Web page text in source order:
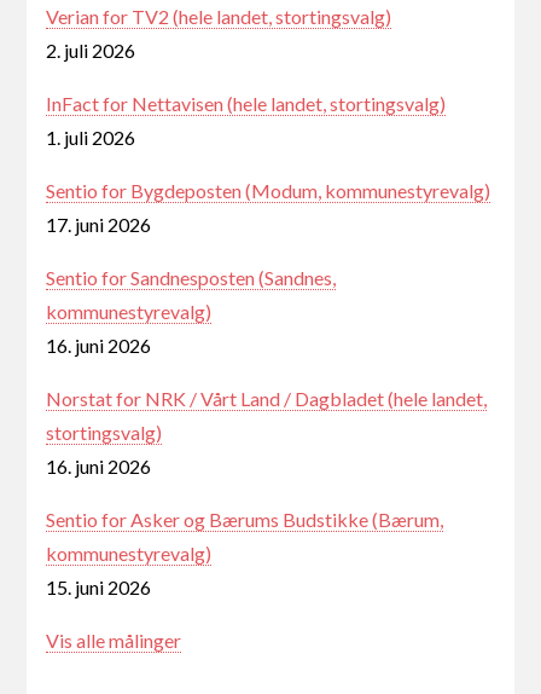
Verian for TV2 (hele landet, stortingsvalg)
2. juli 2026
InFact for Nettavisen (hele landet, stortingsvalg)
1. juli 2026
Sentio for Bygdeposten (Modum, kommunestyrevalg)
17. juni 2026
Sentio for Sandnesposten (Sandnes,
kommunestyrevalg)
16. juni 2026
Norstat for NRK / Vårt Land / Dagbladet (hele landet,
stortingsvalg)
16. juni 2026
Sentio for Asker og Bærums Budstikke (Bærum,
kommunestyrevalg)
15. juni 2026
Vis alle målinger